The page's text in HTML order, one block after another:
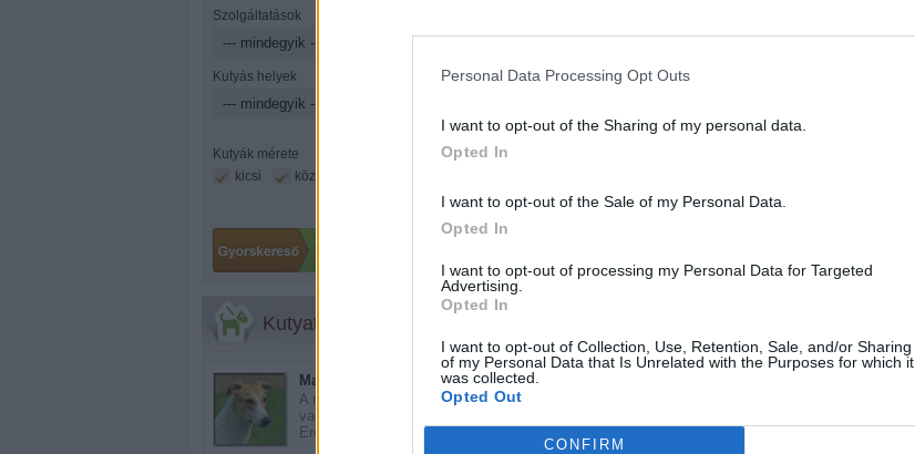
Personal Data Processing Opt Outs
I want to opt-out of the Sharing of my personal data.
Opted In
I want to opt-out of the Sale of my Personal Data.
Opted In
I want to opt-out of processing my Personal Data for Targeted
Advertising.
Opted In
I want to opt-out of Collection, Use, Retention, Sale, and/or Sharing
of my Personal Data that Is Unrelated with the Purposes for which it
was collected.
Opted Out
CONFIRM
Szolgáltatások
Kutyás helyek
Kutyák mérete
kicsi
közepes
Kutyatár
Magyar agár
A magyar agár ősi
vadászkutya.
Eredet...